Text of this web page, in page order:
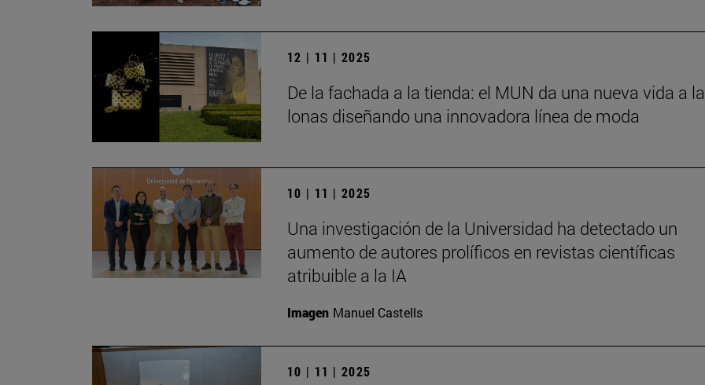
12 | 11 | 2025
De la fachada a la tienda: el MUN da una nueva vida a
lonas diseñando una innovadora línea de moda
10 | 11 | 2025
Una investigación de la Universidad ha detectado un
aumento de autores prolíficos en revistas científicas
atribuible a la IA
Imagen Manuel Castells
10 | 11 | 2025